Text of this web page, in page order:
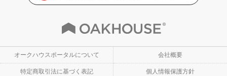
オークハウスポータルについて 会社概要
特定商取引法に基づく表記 個人情報保護方針